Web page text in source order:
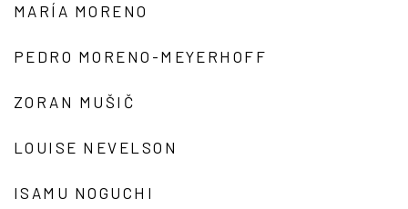
MARÍA MORENO
PEDRO MORENO-MEYERHOFF
ZORAN MUŠIČ
LOUISE NEVELSON
ISAMU NOGUCHI